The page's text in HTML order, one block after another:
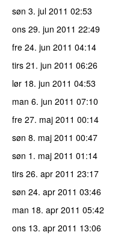
søn 3. jul 2011 02:53
ons 29. jun 2011 22:49
fre 24. jun 2011 04:14
tirs 21. jun 2011 06:26
lør 18. jun 2011 04:53
man 6. jun 2011 07:10
fre 27. maj 2011 00:14
søn 8. maj 2011 00:47
søn 1. maj 2011 01:14
tirs 26. apr 2011 23:17
søn 24. apr 2011 03:46
man 18. apr 2011 05:42
ons 13. apr 2011 13:06